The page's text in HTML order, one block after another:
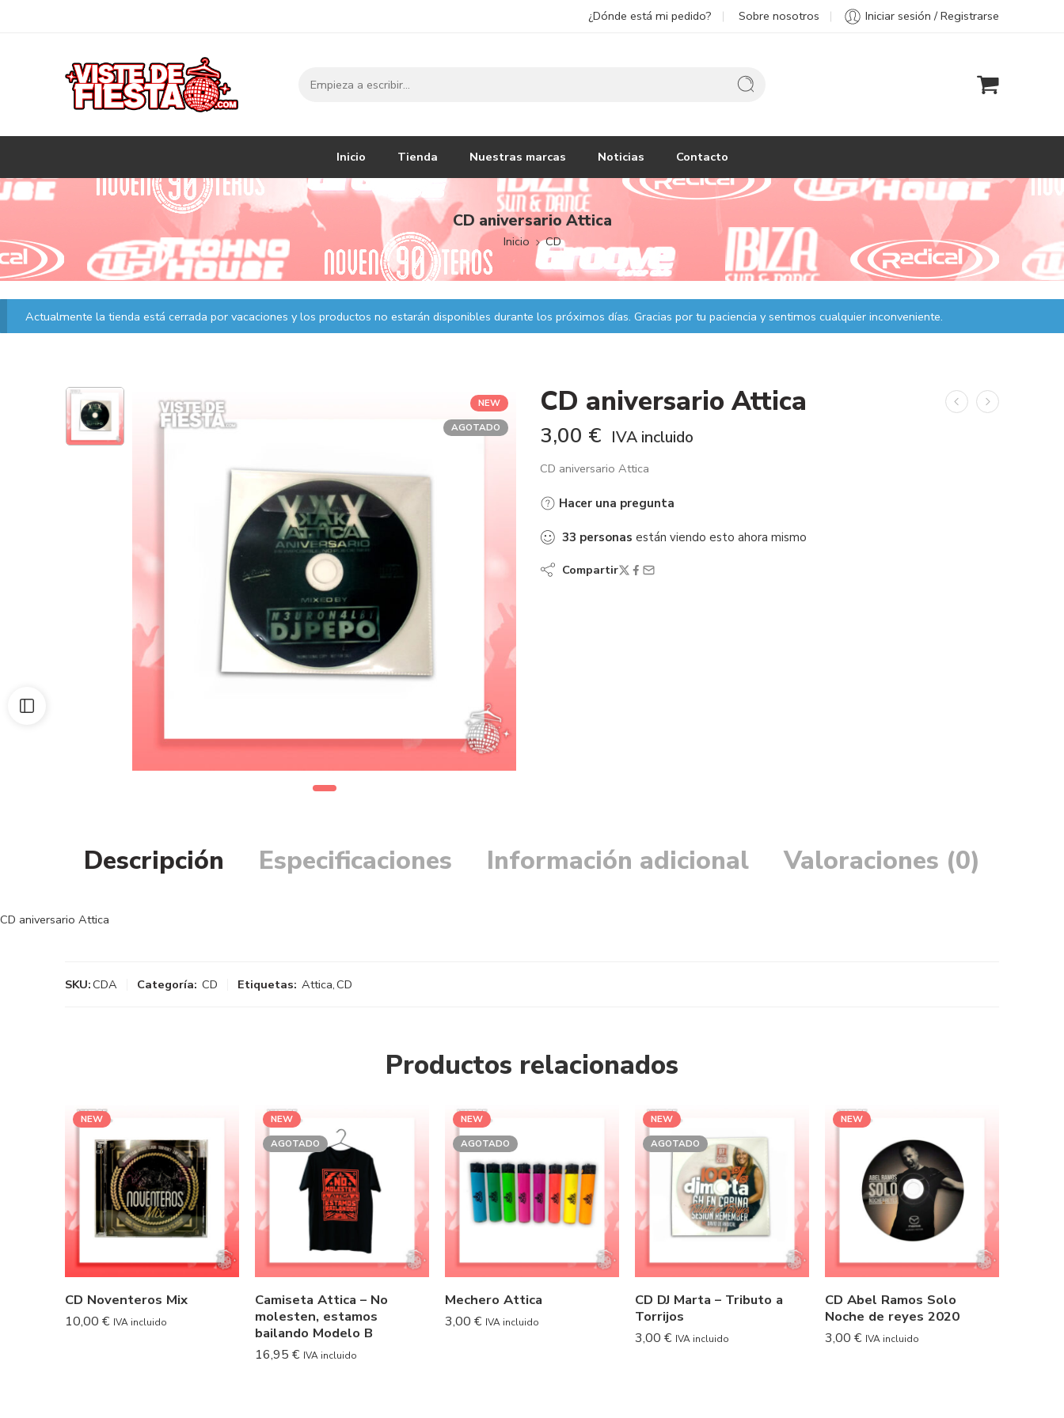
¿Dónde está mi pedido? Sobre nosotros Iniciar sesión / Registrarse
Inicio Tienda Nuestras marcas Noticias Contacto
CD aniversario Attica
Inicio CD
Actualmente la tienda está cerrada por vacaciones y los productos no estarán disponibles durante los próximos días. Gracias por tu paciencia y sentimos cualquier inconveniente.
NEW
AGOTADO
CD aniversario Attica
3,00 € IVA incluido
CD aniversario Attica
Hacer una pregunta
33 personas están viendo esto ahora mismo
Compartir
Descripción Especificaciones Información adicional Valoraciones (0)
CD aniversario Attica
SKU:CDA Categoría: CD Etiquetas: Attica,CD
Productos relacionados
NEW
CD Noventeros Mix
10,00 € IVA incluido
NEW
AGOTADO
Camiseta Attica – No
molesten, estamos
bailando Modelo B
16,95 € IVA incluido
NEW
AGOTADO
Mechero Attica
3,00 € IVA incluido
NEW
AGOTADO
CD DJ Marta – Tributo a
Torrijos
3,00 € IVA incluido
NEW
CD Abel Ramos Solo
Noche de reyes 2020
3,00 € IVA incluido